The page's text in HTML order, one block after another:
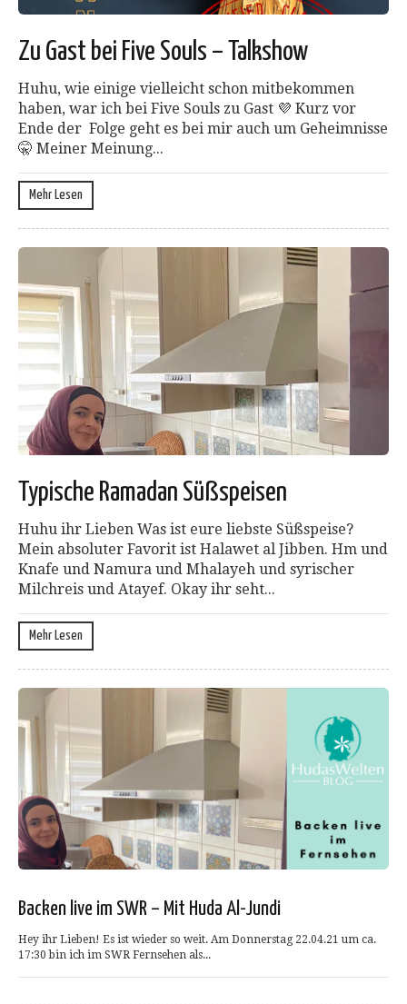
Zu Gast bei Five Souls – Talkshow
Huhu, wie einige vielleicht schon mitbekommen
haben, war ich bei Five Souls zu Gast 💜 Kurz vor
Ende der Folge geht es bei mir auch um Geheimnisse
🤫 Meiner Meinung...
Mehr Lesen
Typische Ramadan Süßspeisen
Huhu ihr Lieben Was ist eure liebste Süßspeise?
Mein absoluter Favorit ist Halawet al Jibben. Hm und
Knafe und Namura und Mhalayeh und syrischer
Milchreis und Atayef. Okay ihr seht...
Mehr Lesen
Backen live im SWR – Mit Huda Al-Jundi
Hey ihr Lieben! Es ist wieder so weit. Am Donnerstag 22.04.21 um ca.
17:30 bin ich im SWR Fernsehen als...